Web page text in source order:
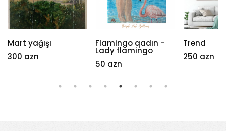
Mart yağışı
300 azn
Flamingo qadın -
Lady flamingo
50 azn
Trend
250 azn